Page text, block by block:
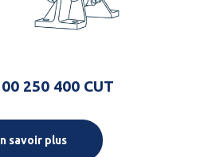
250 400 CUT
savoir plus